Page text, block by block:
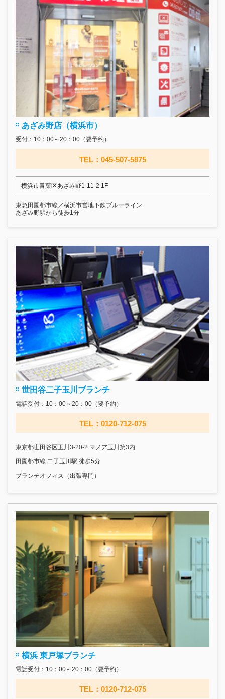
あざみ野店（横浜市）
受付：10：00～20：00（要予約）
TEL：045-507-5875
横浜市青葉区あざみ野1-11-2 1F
東急田園都市線／横浜市営地下鉄ブルーライン
あざみ野駅から徒歩1分
世田谷二子玉川ブランチ
電話受付：10：00～20：00（要予約）
TEL：0120-712-075
東京都世田谷区玉川3-20-2 マノア玉川第3内
田園都市線 二子玉川駅 徒歩5分
ブランチオフィス（出張専門）
横浜 東戸塚ブランチ
電話受付：10：00～20：00（要予約）
TEL：0120-712-075